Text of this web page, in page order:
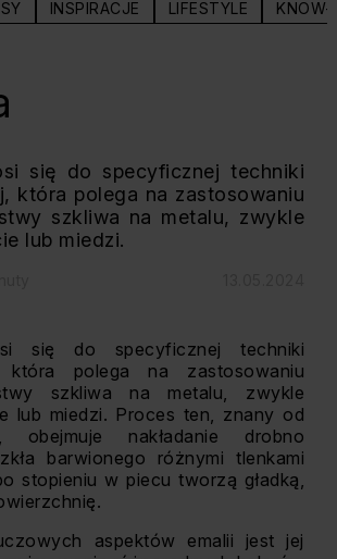
INSPIRACJE LIFESTYLE KNOW-
się do specyficznej techniki
która polega na zastosowaniu
szkliwa na metalu, zwykle
lub miedzi.
się do specyficznej techniki
która polega na zastosowaniu
szkliwa na metalu, zwykle
lub miedzi. Proces ten, znany od
obejmuje nakładanie drobno
barwionego różnymi tlenkami
stopieniu w piecu tworzą gładką,
aspektów emalii jest jej